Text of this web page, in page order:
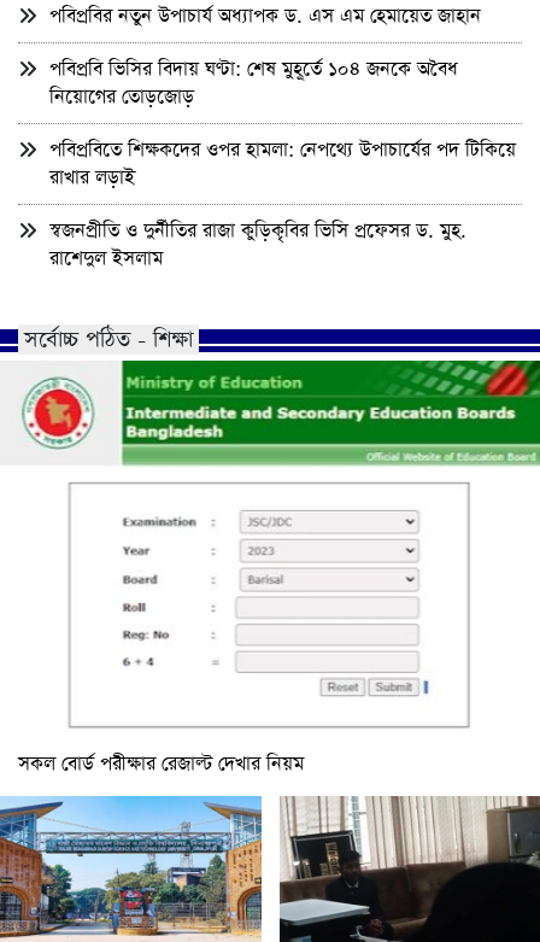
পবিপ্রবির নতুন উপাচার্য অধ্যাপক ড. এস এম হেমায়েত জাহান
পবিপ্রবি ভিসির বিদায় ঘণ্টা: শেষ মুহূর্তে ১০৪ জনকে অবৈধ
নিয়োগের তোড়জোড়
পবিপ্রবিতে শিক্ষকদের ওপর হামলা: নেপথ্যে উপাচার্যের পদ টিকিয়ে
রাখার লড়াই
স্বজনপ্রীতি ও দুর্নীতির রাজা কুড়িকৃবির ভিসি প্রফেসর ড. মুহ.
রাশেদুল ইসলাম
সর্বোচ্চ পঠিত - শিক্ষা
সকল বোর্ড পরীক্ষার রেজাল্ট দেখার নিয়ম